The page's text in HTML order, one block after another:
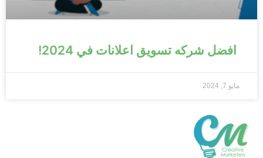
افضل شركه تسويق اعلانات في 2024!
مايو 7, 2024